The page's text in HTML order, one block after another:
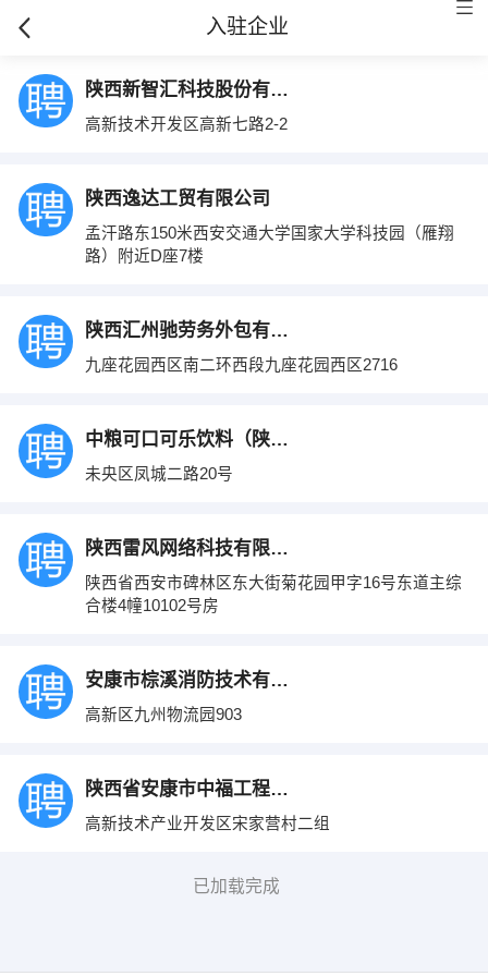
入驻企业
陕西新智汇科技股份有限公司
高新技术开发区高新七路2-2
陕西逸达工贸有限公司
孟汗路东150米西安交通大学国家大学科技园（雁翔
路）附近D座7楼
陕西汇州驰劳务外包有限公司
九座花园西区南二环西段九座花园西区2716
中粮可口可乐饮料（陕西）有限公司
未央区凤城二路20号
陕西雷风网络科技有限公司
陕西省西安市碑林区东大街菊花园甲字16号东道主综
合楼4幢10102号房
安康市棕溪消防技术有限公司
高新区九州物流园903
陕西省安康市中福工程有限公司环保建材分公
高新技术产业开发区宋家营村二组
已加载完成